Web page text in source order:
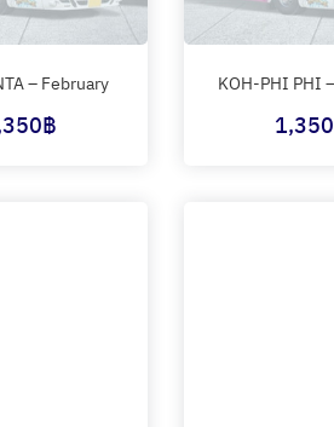
– February
฿
KOH-PHI PHI
1,350